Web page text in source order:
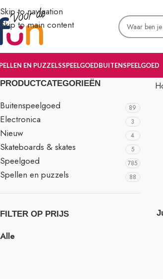
Skip to navigation
Skip to main content
EN PUZZELSSPEELGOEDBUITENSPEELGOED
PRODUCTCATEGORIEËN
Buitenspeelgoed 89
Electronica 3
Nieuw 4
Skateboards & skates 5
Speelgoed 785
Spellen en puzzels 88
FILTER OP PRIJS
Alle